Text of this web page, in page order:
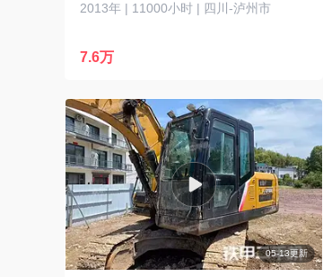
2013年 | 11000小时 | 四川-泸州市
7.6万
05-13更新